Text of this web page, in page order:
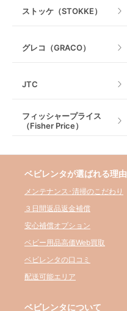
ストッケ（STOKKE）
グレコ（GRACO）
JTC
フィッシャープライス
（Fisher Price）
ベビレンタが選ばれる理由
メンテナンス･清掃のこだわり
３日間返品返金補償
安心補償オプション
ベビー用品高価Web買取
ベビレンタの口コミ
配送可能エリア
ベビレンタについて